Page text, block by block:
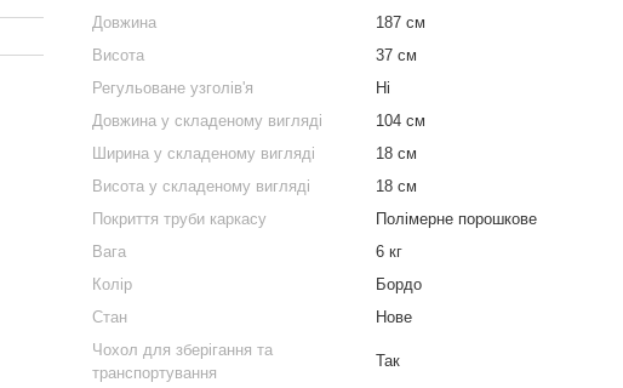
Довжина
187 см
Висота
37 см
Регульоване узголів'я
Ні
Довжина у складеному вигляді
104 см
Ширина у складеному вигляді
18 см
Висота у складеному вигляді
18 см
Покриття труби каркасу
Полімерне порошкове
Вага
6 кг
Колір
Бордо
Стан
Нове
Чохол для зберігання та
транспортування
Так